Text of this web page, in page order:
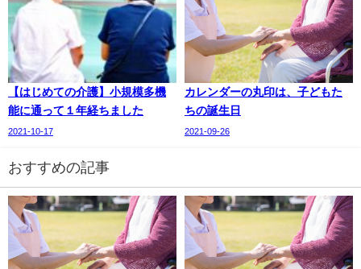
【はじめての介護】小規模多機
能に通って１年経ちました
2021-10-17
カレンダーの丸印は、子どもた
ちの誕生日
2021-09-26
おすすめの記事